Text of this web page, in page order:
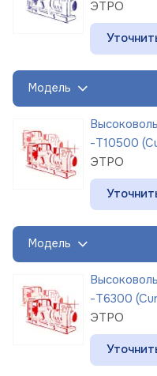
ЭТРО
Модель
-Т10500
ЭТРО
Модель
-Т6300
ЭТРО